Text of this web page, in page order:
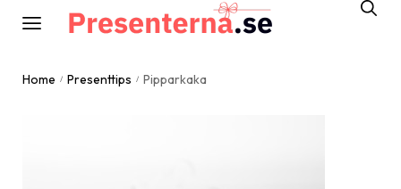
Home / Presenttips / Pipparkaka